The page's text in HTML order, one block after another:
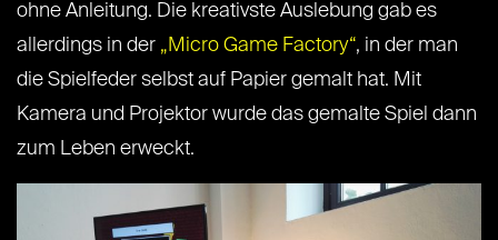
ohne Anleitung. Die kreativste Auslebung gab es
allerdings in der „Micro Game Factory“, in der man
die Spielfeder selbst auf Papier gemalt hat. Mit
Kamera und Projektor wurde das gemalte Spiel dann
zum Leben erweckt.